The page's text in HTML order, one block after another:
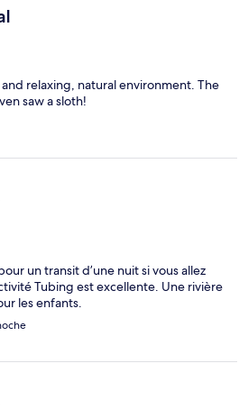
relaxing, natural environment. The
saw a sloth!
un transit d’une nuit si vous allez
Tubing est excellente. Une rivière
les enfants.